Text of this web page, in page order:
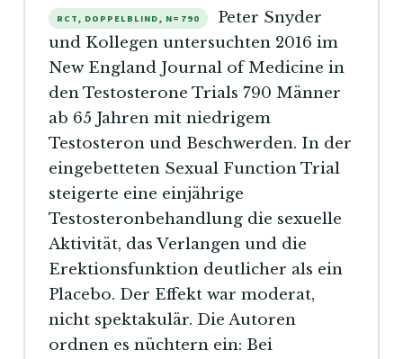
RCT, DOPPELBLIND, N=790
Peter Snyder
und Kollegen untersuchten 2016 im
New England Journal of Medicine in
den Testosterone Trials 790 Männer
ab 65 Jahren mit niedrigem
Testosteron und Beschwerden. In der
eingebetteten Sexual Function Trial
steigerte eine einjährige
Testosteronbehandlung die sexuelle
Aktivität, das Verlangen und die
Erektionsfunktion deutlicher als ein
Placebo. Der Effekt war moderat,
nicht spektakulär. Die Autoren
ordnen es nüchtern ein: Bei